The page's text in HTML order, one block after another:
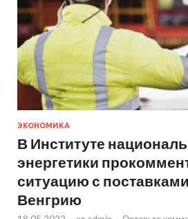
ЭКОНОМИКА
В Институте
энергетики
ситуацию с
Венгрию